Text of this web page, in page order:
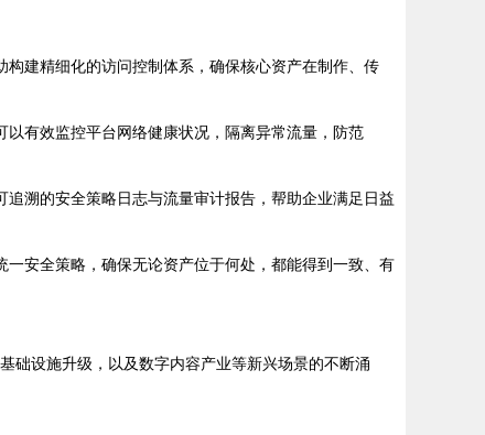
建精细化的访问控制体系，确保核心资产在制作、传
有效监控平台网络健康状况，隔离异常流量，防范
溯的安全策略日志与流量审计报告，帮助企业满足日益
安全策略，确保无论资产位于何处，都能得到一致、有
础设施升级，以及数字内容产业等新兴场景的不断涌